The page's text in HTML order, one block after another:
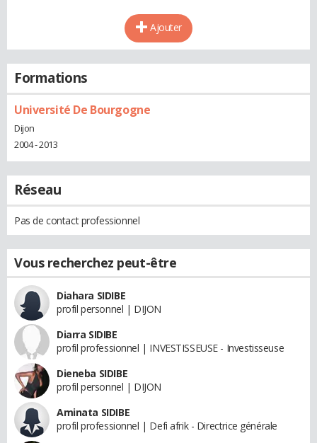
Ajouter
Formations
Université De Bourgogne
Dijon
2004 - 2013
Réseau
Pas de contact professionnel
Vous recherchez peut-être
Diahara SIDIBE
profil personnel | DIJON
Diarra SIDIBE
profil professionnel | INVESTISSEUSE - Investisseuse
Dieneba SIDIBE
profil personnel | DIJON
Aminata SIDIBE
profil professionnel | Defi afrik - Directrice générale